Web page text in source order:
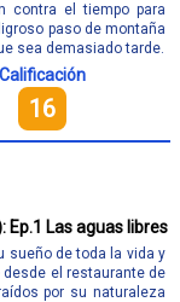
contra el tiempo para
paso de montaña
sea demasiado tarde.
Calificación
16
Ep.1 Las aguas libres
sueño de toda la vida y
el restaurante de
por su naturaleza